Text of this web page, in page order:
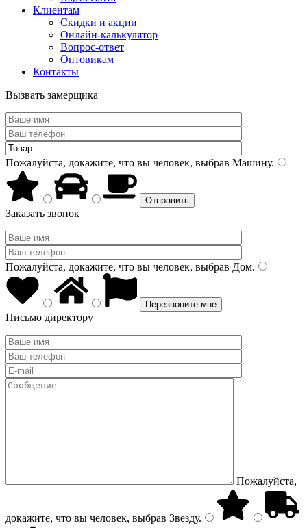
Клиентам
Скидки и акции
Онлайн-калькулятор
Вопрос-ответ
Оптовикам
Контакты
Вызвать замерщика
Пожалуйста, докажите, что вы человек, выбрав Машину.
Заказать звонок
Пожалуйста, докажите, что вы человек, выбрав Дом.
Письмо директору
Пожалуйста,
докажите, что вы человек, выбрав Звезду.